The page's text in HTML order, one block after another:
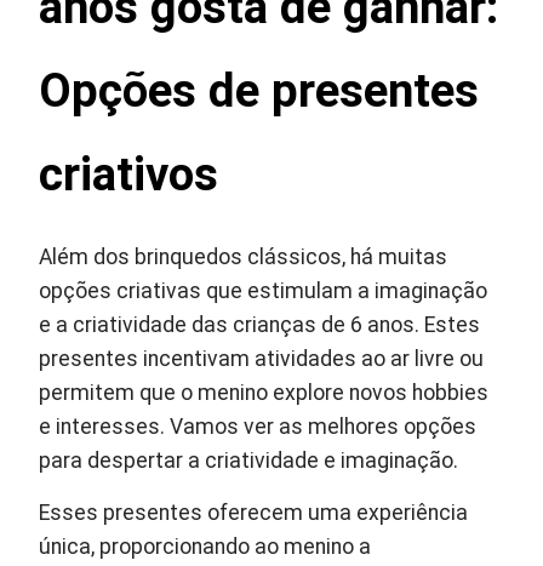
Opções de presentes
criativos
Além dos brinquedos clássicos, há muitas
opções criativas que estimulam a imaginação
e a criatividade das crianças de 6 anos. Estes
presentes incentivam atividades ao ar livre ou
permitem que o menino explore novos hobbies
e interesses. Vamos ver as melhores opções
para despertar a criatividade e imaginação.
Esses presentes oferecem uma experiência
única, proporcionando ao menino a